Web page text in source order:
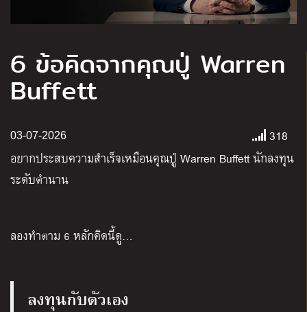
6 ข้อคิดจากคุณปู่ Warren
Buffett
03-07-2026
318
อยากประสบความสำเร็จเหมือนคุณปู่ Warren Buffett นักลงทุน
ระดับตำนาน
ลองทำตาม 6 หลักคิดนี้ดู…
ลงทุนกับตัวเอง